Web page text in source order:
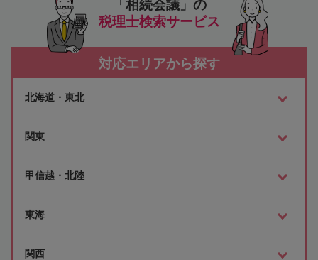
「相続会議」の
税理士検索サービス
対応エリアから探す
北海道・東北
関東
甲信越・北陸
東海
関西